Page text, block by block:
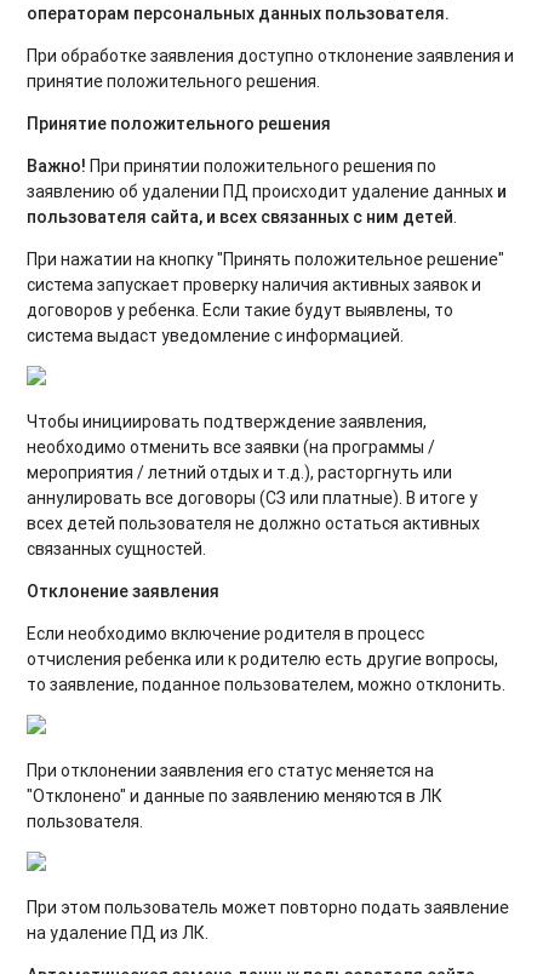
операторам персональных данных пользователя.
При обработке заявления доступно отклонение заявления и
принятие положительного решения.
Принятие положительного решения
Важно!При принятии положительного решения по
заявлению об удалении ПД происходит удаление данных и
пользователя сайта, и всех связанных с ним детей.
При нажатии на кнопку "Принять положительное решение"
система запускает проверку наличия активных заявок и
договоров у ребенка. Если такие будут выявлены, то
система выдаст уведомление с информацией.
Чтобы инициировать подтверждение заявления,
необходимо отменить все заявки (на программы /
мероприятия / летний отдых и т.д.), расторгнуть или
аннулировать все договоры (СЗ или платные). В итоге у
всех детей пользователя не должно остаться активных
связанных сущностей.
Отклонение заявления
Если необходимо включение родителя в процесс
отчисления ребенка или к родителю есть другие вопросы,
то заявление, поданное пользователем, можно отклонить.
При отклонении заявления его статус меняется на
"Отклонено" и данные по заявлению меняются в ЛК
пользователя.
При этом пользователь может повторно подать заявление
на удаление ПД из ЛК.